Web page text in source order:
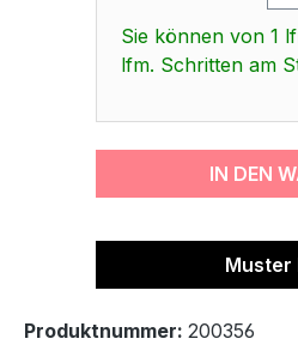
Sie können von 1
lfm. Schritten am
IN DEN
Muster
Produktnummer: 200356